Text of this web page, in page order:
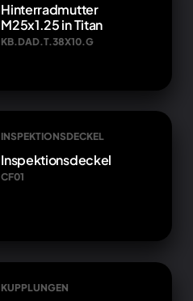
Hinterradmutter
M25x1.25 in Titan
KB.DAD.T.38X10.G
INSPEKTIONSDECKEL
Inspektionsdeckel
CF01
KUPPLUNGEN